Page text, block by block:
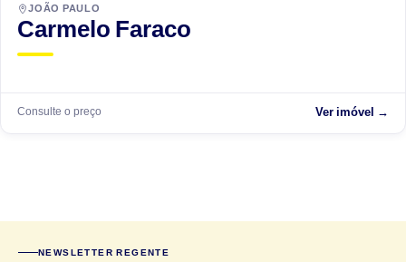
JOÃO PAULO
Carmelo Faraco
Consulte o preço Ver imóvel →
NEWSLETTER REGENTE